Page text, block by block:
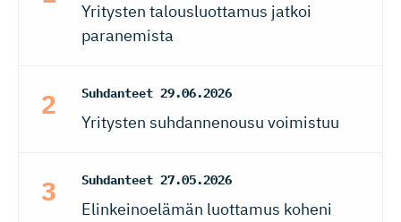
Yritysten talousluottamus jatkoi
paranemista
Suhdanteet 29.06.2026
Yritysten suhdannenousu voimistuu
Suhdanteet 27.05.2026
Elinkeinoelämän luottamus koheni